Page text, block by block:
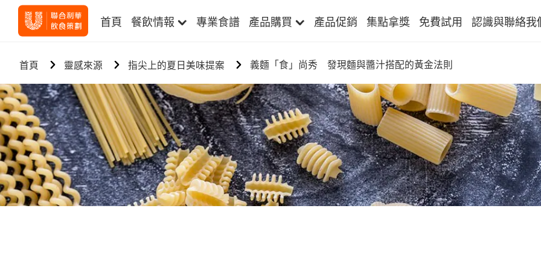
首頁 餐飲情報 專業食譜 產品購買 產品促銷 集點拿獎 免費試用 認識與聯絡我
首頁 靈感來源 指尖上的夏日美味提案 義麵「食」尚秀 發現麵與醬汁搭配的黃金法則